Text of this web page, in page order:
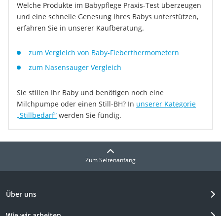
Welche Produkte im Babypflege Praxis-Test überzeugen
und eine schnelle Genesung Ihres Babys unterstützen,
erfahren Sie in unserer Kaufberatung.
zum Vergleich von Baby-Fieberthermometern
zum Nasensauger Vergleich
Sie stillen Ihr Baby und benötigen noch eine
Milchpumpe oder einen Still-BH? In unserer Kategorie
„Stillbedarf“ werden Sie fündig.
Zum Seitenanfang
Über uns